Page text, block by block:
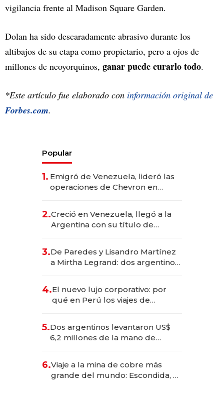
vigilancia frente al Madison Square Garden.
Dolan ha sido descaradamente abrasivo durante los
altibajos de su etapa como propietario, pero a ojos de
millones de neoyorquinos, ganar puede curarlo todo.
*Este artículo fue elaborado con información original de
Forbes.com.
Popular
1. Emigró de Venezuela, lideró las
operaciones de Chevron en
2.Creció en Venezuela, llegó a la
Argentina con su título de
las marcas "fast premium"
3.De Paredes y Lisandro Martínez
a Mirtha Legrand: dos argentinos
4.El nuevo lujo corporativo: por
qué en Perú los viajes de
para convertirse en experiencias
transformadoras
5.Dos argentinos levantaron US$
6,2 millones de la mano de
6.Viaje a la mina de cobre más
grande del mundo: Escondida, el